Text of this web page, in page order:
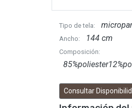
Tipo de tela:
Ancho: 144 cm
Composición:
Consultar